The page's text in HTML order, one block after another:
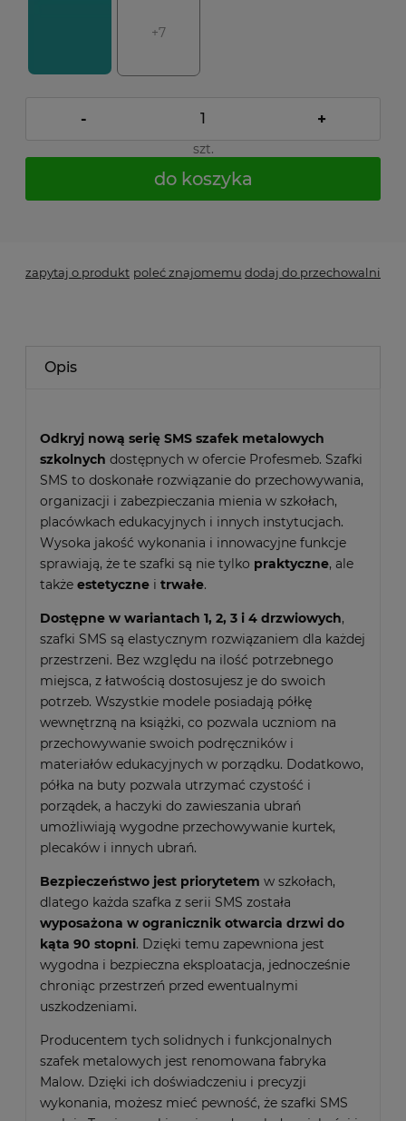
+7
- +
szt.
do koszyka
zapytaj o produkt poleć znajomemu dodaj do przechowalni
Opis
Odkryj nową serię SMS szafek metalowych
szkolnych dostępnych w ofercie Profesmeb. Szafki
SMS to doskonałe rozwiązanie do przechowywania,
organizacji i zabezpieczania mienia w szkołach,
placówkach edukacyjnych i innych instytucjach.
Wysoka jakość wykonania i innowacyjne funkcje
sprawiają, że te szafki są nie tylko praktyczne, ale
także estetyczne i trwałe.
Dostępne w wariantach 1, 2, 3 i 4 drzwiowych,
szafki SMS są elastycznym rozwiązaniem dla każdej
przestrzeni. Bez względu na ilość potrzebnego
miejsca, z łatwością dostosujesz je do swoich
potrzeb. Wszystkie modele posiadają półkę
wewnętrzną na książki, co pozwala uczniom na
przechowywanie swoich podręczników i
materiałów edukacyjnych w porządku. Dodatkowo,
półka na buty pozwala utrzymać czystość i
porządek, a haczyki do zawieszania ubrań
umożliwiają wygodne przechowywanie kurtek,
plecaków i innych ubrań.
Bezpieczeństwo jest priorytetem w szkołach,
dlatego każda szafka z serii SMS została
wyposażona w ogranicznik otwarcia drzwi do
kąta 90 stopni. Dzięki temu zapewniona jest
wygodna i bezpieczna eksploatacja, jednocześnie
chroniąc przestrzeń przed ewentualnymi
uszkodzeniami.
Producentem tych solidnych i funkcjonalnych
szafek metalowych jest renomowana fabryka
Malow. Dzięki ich doświadczeniu i precyzji
wykonania, możesz mieć pewność, że szafki SMS